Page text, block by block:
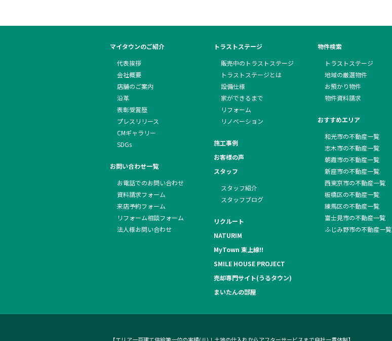
マイタウンのご紹介
代表挨拶
会社概要
店舗のご案内
沿革
表彰受賞歴
プレスリリース
CMギャラリー
SDGs
お問い合わせ一覧
お電話でのお問い合わせ
資料請求フォーム
来店予約フォーム
リフォーム相談フォーム
法人様お問い合わせ
トラストステージ
販売中のトラストステージ
トラストステージとは
設備仕様
家ができるまで
リフォーム
リノベーション
施工事例
お客様の声
スタッフ
スタッフ紹介
スタッフブログ
リクルート
NATURIM
MyTown 東上線!!
SMILE HOUSE PROJECT
売却専門サイト(うるタウン)
まいたんの部屋
物件検索
トラストステージ
地域の厳選物件
お預かり物件
物件資料請求
おすすめエリア
和光市の不動産一覧
志木市の不動産一覧
朝霞市の不動産一覧
新座市の不動産一覧
西東京市の不動産一覧
板橋区の不動産一覧
練馬区の不動産一覧
富士見市の不動産一覧
ふじみ野市の不動産一覧